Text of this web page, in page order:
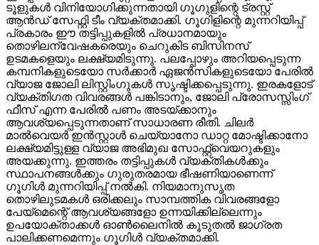
ടൂളുകള്‍ വിനിയോഗിക്കുന്നതായി ഗൂഗുളിന്റെ ട്രസ്റ്റ്
ആന്‍ഡ് സേഫ്റ്റി ടീം വ്യക്തമാക്കി. ഗൂഗിളിന്റെ മുന്നറിയിപ്പ്
പ്രകാരം ഈ തട്ടിപ്പുകളില്‍ പ്രധാനമായും
തൊഴിലന്വേഷകരെയും ചെറുകിട ബിസിനസ്
ഉടമകളെയും ലക്ഷ്യമിടുന്നു. പലപ്പോഴും അറിയപ്പെടുന്ന
കമ്പനികളുടെയോ സര്‍ക്കാര്‍ ഏജന്‍സികളുടെയോ പേരില്‍
വ്യാജ ജോലി ലിസ്റ്റിംഗുകള്‍ സൃഷ്ടിക്കപ്പെടുന്നു. ഇരകളോട്
വ്യക്തിഗത വിവരങ്ങള്‍ പങ്കിടാനും, ജോലി പ്രോസസ്സിംഗ്
ഫീസ് എന്ന പേരില്‍ പണം അടയ്ക്കാനും
ആവശ്യപ്പെടുന്നതാണ് സാധാരണ രീതി. ചിലര്‍
മാല്‍വെയര്‍ ഇന്‍സ്റ്റാള്‍ ചെയ്യാനോ ഡാറ്റ മോഷ്ടിക്കാനോ
ലക്ഷ്യമിട്ടുള്ള വ്യാജ അഭിമുഖ സോഫ്റ്റ്‌വെയറുകളും
അയക്കുന്നു. ഇത്തരം തട്ടിപ്പുകള്‍ വ്യക്തികള്‍ക്കും
സ്ഥാപനങ്ങള്‍ക്കും ഗുരുതരമായ ഭീഷണിയാണെന്ന്
ഗൂഗിള്‍ മുന്നറിയിപ്പ് നല്‍കി. നിയമാനുസൃത
തൊഴിലുടമകള്‍ ഒരിക്കലും സാമ്പത്തിക വിവരങ്ങളോ
പേയ്‌മെന്റെ് ആവശ്യങ്ങളോ ഉന്നയിക്കില്ലെന്നും
ഉപയോക്താക്കള്‍ ഓണ്‍ലൈനില്‍ കൂടുതല്‍ ജാഗ്രത
പാലിക്കണമെന്നും ഗൂഗിള്‍ വ്യക്തമാക്കി.